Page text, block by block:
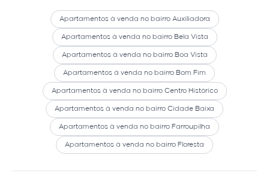
Apartamentos à venda no bairro Auxiliadora
Apartamentos à venda no bairro Bela Vista
Apartamentos à venda no bairro Boa Vista
Apartamentos à venda no bairro Bom Fim
Apartamentos à venda no bairro Centro Histórico
Apartamentos à venda no bairro Cidade Baixa
Apartamentos à venda no bairro Farroupilha
Apartamentos à venda no bairro Floresta